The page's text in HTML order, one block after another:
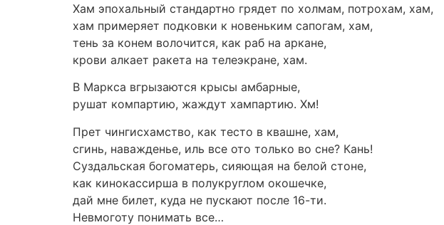
Хам эпохальный стандартно грядет по холмам, потрохам, хам,
хам примеряет подковки к новеньким сапогам, хам,
тень за конем волочится, как раб на аркане,
крови алкает ракета на телеэкране, хам.
В Маркса вгрызаются крысы амбарные,
рушат компартию, жаждут хампартию. Хм!
Прет чингисхамство, как тесто в квашне, хам,
сгинь, наважденье, иль все ото только во сне? Кань!
Суздальская богоматерь, сияющая на белой стоне,
как кинокассирша в полукруглом окошечке,
дай мне билет, куда не пускают после 16-ти.
Невмоготу понимать все…